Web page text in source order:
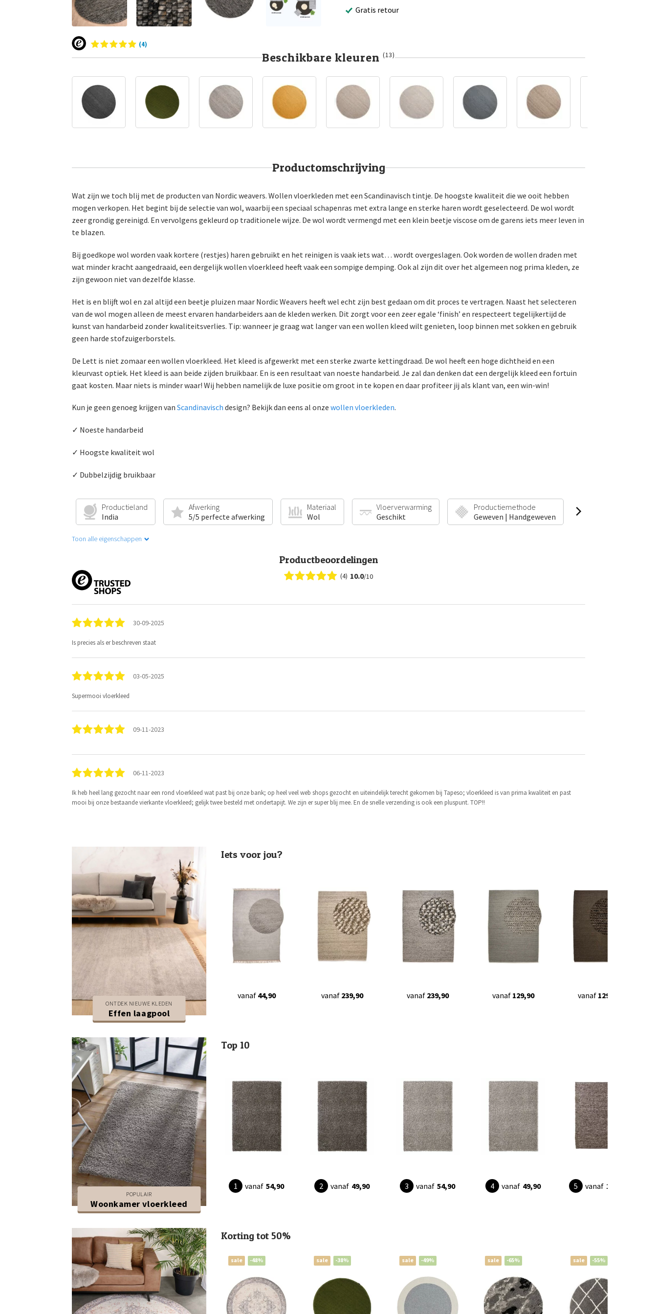
(4)
Gratis retour
Beschikbare kleuren (13)
Productomschrijving
Wat zijn we toch blij met de producten van Nordic weavers. Wollen vloerkleden met een Scandinavisch tintje. De hoogste kwaliteit die we ooit hebben
mogen verkopen. Het begint bij de selectie van wol, waarbij een speciaal schapenras met extra lange en sterke haren wordt geselecteerd. De wol wordt
zeer grondig gereinigd. En vervolgens gekleurd op traditionele wijze. De wol wordt vermengd met een klein beetje viscose om de garens iets meer leven in
te blazen.
Bij goedkope wol worden vaak kortere (restjes) haren gebruikt en het reinigen is vaak iets wat… wordt overgeslagen. Ook worden de wollen draden met
wat minder kracht aangedraaid, een dergelijk wollen vloerkleed heeft vaak een sompige demping. Ook al zijn dit over het algemeen nog prima kleden, ze
zijn gewoon niet van dezelfde klasse.
Het is en blijft wol en zal altijd een beetje pluizen maar Nordic Weavers heeft wel echt zijn best gedaan om dit proces te vertragen. Naast het selecteren
van de wol mogen alleen de meest ervaren handarbeiders aan de kleden werken. Dit zorgt voor een zeer egale ‘finish’ en respecteert tegelijkertijd de
kunst van handarbeid zonder kwaliteitsverlies. Tip: wanneer je graag wat langer van een wollen kleed wilt genieten, loop binnen met sokken en gebruik
geen harde stofzuigerborstels.
De Lett is niet zomaar een wollen vloerkleed. Het kleed is afgewerkt met een sterke zwarte kettingdraad. De wol heeft een hoge dichtheid en een
kleurvast optiek. Het kleed is aan beide zijden bruikbaar. En is een resultaat van noeste handarbeid. Je zal dan denken dat een dergelijk kleed een fortuin
gaat kosten. Maar niets is minder waar! Wij hebben namelijk de luxe positie om groot in te kopen en daar profiteer jij als klant van, een win-win!
Kun je geen genoeg krijgen van Scandinavisch design? Bekijk dan eens al onze wollen vloerkleden.
✓ Noeste handarbeid
✓ Hoogste kwaliteit wol
✓ Dubbelzijdig bruikbaar
Productieland
India
Afwerking
5/5 perfecte afwerking
Materiaal
Wol
Vloerverwarming
Geschikt
Productiemethode
Geweven | Handgeweven
Toon alle eigenschappen
Productbeoordelingen
(4) 10.0/10
30-09-2025
Is precies als er beschreven staat
03-05-2025
Supermooi vloerkleed
09-11-2023
06-11-2023
Ik heb heel lang gezocht naar een rond vloerkleed wat past bij onze bank; op heel veel web shops gezocht en uiteindelijk terecht gekomen bij Tapeso; vloerkleed is van prima kwaliteit en past
mooi bij onze bestaande vierkante vloerkleed; gelijk twee besteld met ondertapijt. We zijn er super blij mee. En de snelle verzending is ook een pluspunt. TOP!!
ONTDEK NIEUWE KLEDEN
Effen laagpool
Iets voor jou?
vanaf 44,90 vanaf 239,90 vanaf 239,90 vanaf 129,90 vanaf 129,90
POPULAIR
Woonkamer vloerkleed
Top 10
vanaf 54,90 vanaf 49,90 vanaf 54,90 vanaf 49,90 vanaf 115,90
Korting tot 50%
sale -48% sale -38% sale -49% sale -65% sale -55%